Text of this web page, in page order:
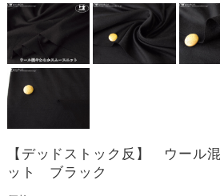
【デッドストック反】 ウール
ット ブラック